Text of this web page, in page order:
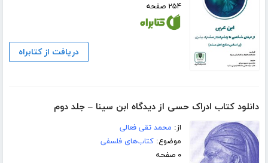
۲۵۴ صفحه
دریافت از کتابراه
دانلود کتاب ادراک حسی از دیدگاه ابن سینا – جلد دوم
از: محمد تقی فعالی
موضوع:کتاب‌های فلسفی
۰ صفحه